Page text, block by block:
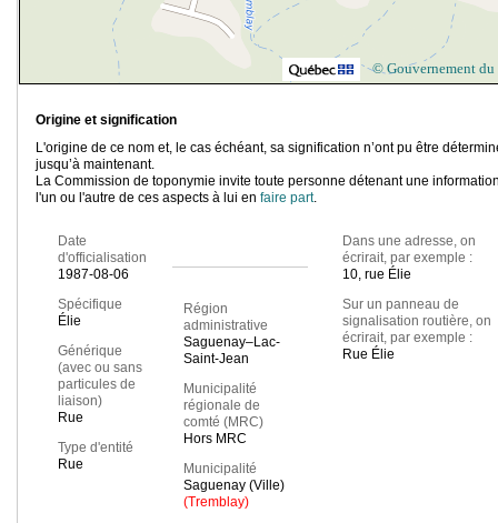
© Gouvernement du
Origine et signification
L'origine de ce nom et, le cas échéant, sa signification n’ont pu être
jusqu’à maintenant.
La Commission de toponymie invite toute personne détenant une
l'un ou l'autre de ces aspects à lui en faire part.
Date
d'officialisation
1987-08-06
Spécifique
Élie
Générique
(avec ou sans
particules de
liaison)
Rue
Type d'entité
Rue
Région
administrative
Saguenay–Lac-
Saint-Jean
Municipalité
régionale de
comté (MRC)
Hors MRC
Municipalité
Saguenay (Ville)
(Tremblay)
Dans une adresse, on
écrirait, par exemple :
10, rue Élie
Sur un panneau de
signalisation routière, on
écrirait, par exemple :
Rue Élie